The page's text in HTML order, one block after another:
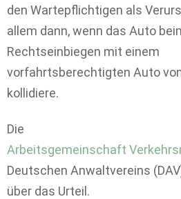
den Wartepflichtigen als
allem dann, wenn das Auto
Rechtseinbiegen mit einem
vorfahrtsberechtigten Auto
kollidiere.
Die
Arbeitsgemeinschaft
Deutschen Anwaltvereins
über das Urteil.